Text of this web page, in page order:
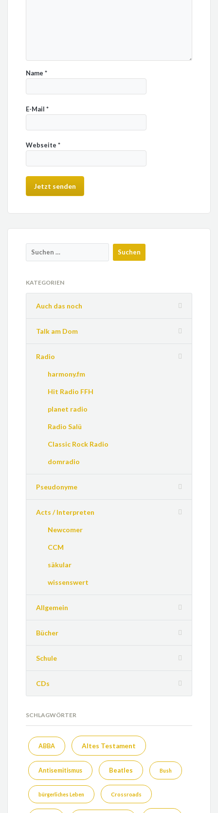
Name*
E-Mail*
Webseite*
KATEGORIEN
Auch das noch
Talk am Dom
Radio
harmony.fm
Hit Radio FFH
planet radio
Radio Salü
Classic Rock Radio
domradio
Pseudonyme
Acts / Interpreten
Newcomer
CCM
säkular
wissenswert
Allgemein
Bücher
Schule
CDs
SCHLAGWÖRTER
ABBA Altes Testament
Antisemitismus Beatles Bush
bürgerliches Leben Crossroads